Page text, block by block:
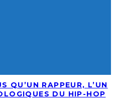
QU’UN RAPPEUR, L’UN
DU HIP-HOP